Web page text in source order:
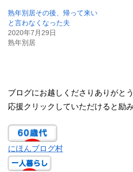
熟年別居その後、帰って来い
と言わなくなった夫
2020年7月29日
熟年別居
ブログにお越しくださりありがと
応援クリックしていただけると励
にほんブログ村